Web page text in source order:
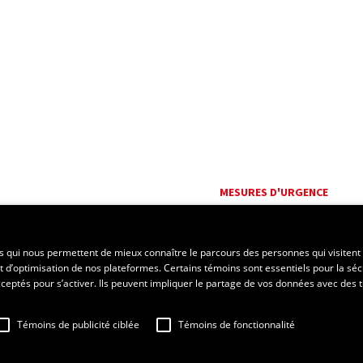
MESURES D'URGENCE
qui nous permettent de mieux connaître le parcours des personnes qui
de nos plateformes. Certains témoins sont essentiels pour la
pour s’activer. Ils peuvent impliquer le partage de vos données avec des
Témoins de publicité ciblée Témoins de fonctionnalité